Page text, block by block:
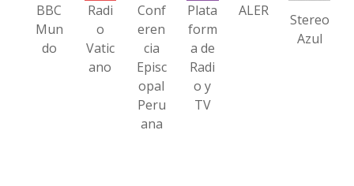
BBC
Mun
do
Radi
o
Vatic
ano
Conf
eren
cia
Episc
opal
Peru
ana
Plata
form
a de
Radi
o y
TV
ALER
Stereo
Azul